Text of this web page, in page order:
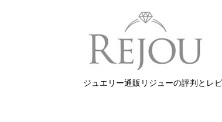
ジュエリー通販リジューの評判とレ